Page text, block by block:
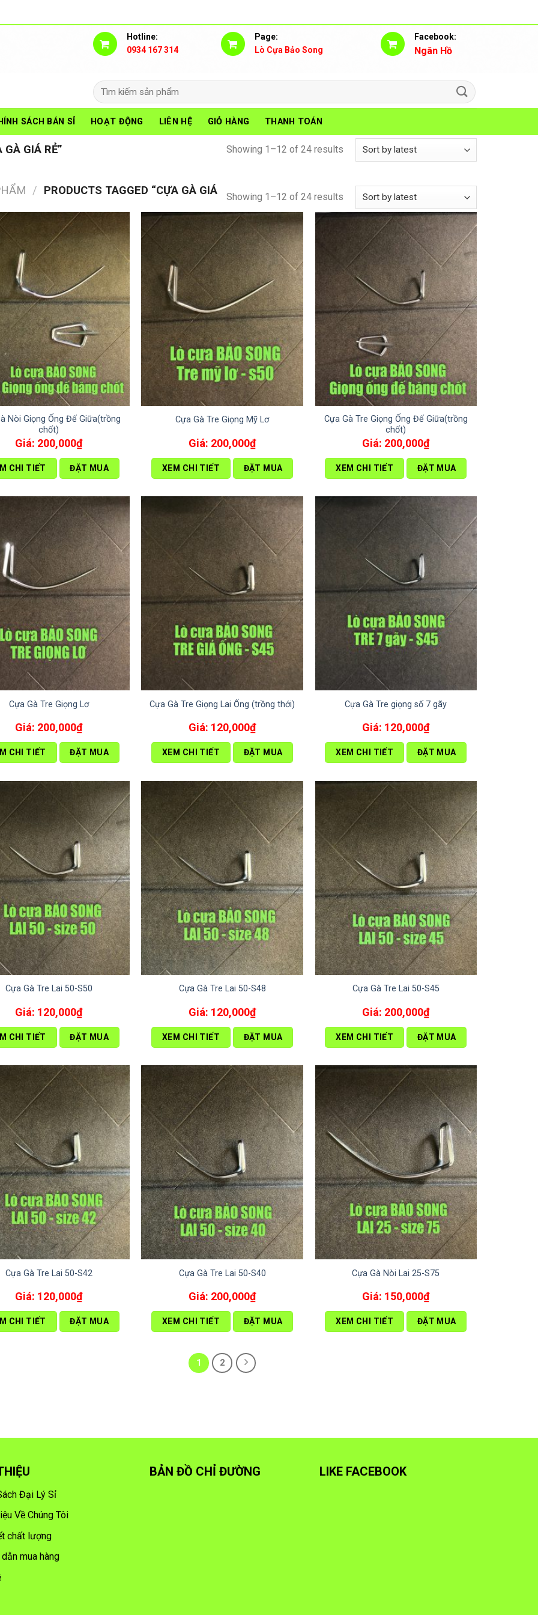
Hotline:
0934 167 314
Page:
Lò Cựa Bảo Song
Facebook:
Ngân Hồ
Search
for:
SÁCH BÁN SỈ HOẠT ĐỘNG LIÊN HỆ GIỎ HÀNG THANH TOÁN
GIÁ RẺ” Showing 1–12 of 24 results
/ PRODUCTS TAGGED “CỰA GÀ GIÁ Showing 1–12 of 24 results
Nòi Giọng Ống Đế Giữa(trồng
chốt)
200,000₫
CHI TIẾT ĐẶT MUA
Cựa Gà Tre Giọng Mỹ Lơ
200,000₫
XEM CHI TIẾT ĐẶT MUA
Cựa Gà Tre Giọng Ống Đế Giữa(trồng
chốt)
200,000₫
XEM CHI TIẾT ĐẶT MUA
Cựa Gà Tre Giọng Lơ
200,000₫
CHI TIẾT ĐẶT MUA
Cựa Gà Tre Giọng Lai Ống (trồng thới)
120,000₫
XEM CHI TIẾT ĐẶT MUA
Cựa Gà Tre giọng số 7 gãy
120,000₫
XEM CHI TIẾT ĐẶT MUA
Cựa Gà Tre Lai 50-S50
120,000₫
CHI TIẾT ĐẶT MUA
Cựa Gà Tre Lai 50-S48
120,000₫
XEM CHI TIẾT ĐẶT MUA
Cựa Gà Tre Lai 50-S45
200,000₫
XEM CHI TIẾT ĐẶT MUA
Cựa Gà Tre Lai 50-S42
120,000₫
CHI TIẾT ĐẶT MUA
Cựa Gà Tre Lai 50-S40
200,000₫
XEM CHI TIẾT ĐẶT MUA
Cựa Gà Nòi Lai 25-S75
150,000₫
XEM CHI TIẾT ĐẶT MUA
1 2
Đại Lý Sỉ
Về Chúng Tôi
chất lượng
mua hàng
BẢN ĐỒ CHỈ ĐƯỜNG LIKE FACEBOOK